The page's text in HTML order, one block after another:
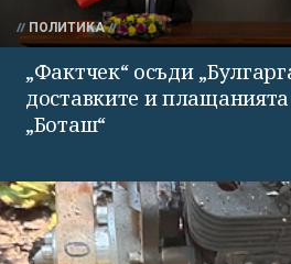
ПОЛИТИКА
„Фактчек“ осъди
доставките и
„Боташ“